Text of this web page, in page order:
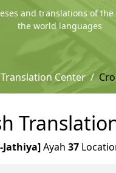
and translations of
the world languages
Center
Jathiya]Ayah 37